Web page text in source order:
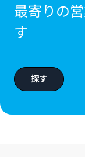
最寄りの
す
探す